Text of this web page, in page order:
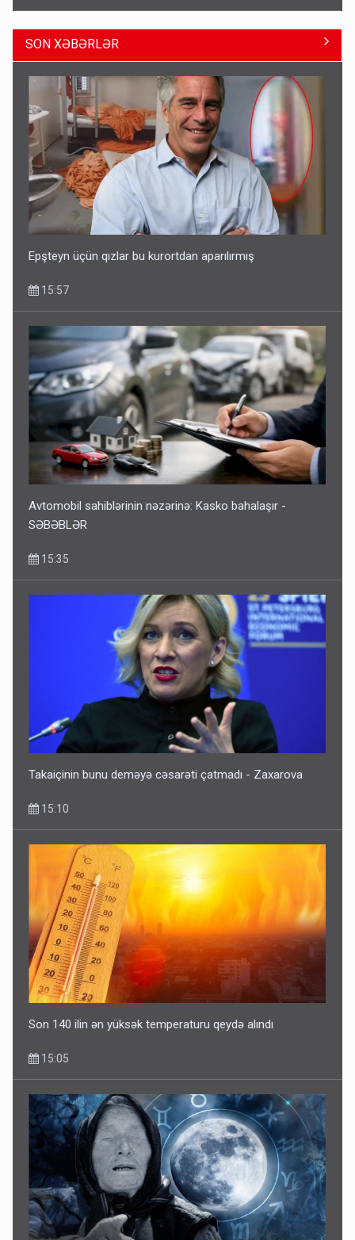
Avtomobil sahiblərinin nəzərinə: Kasko bahalaşır -
SƏBƏBLƏR
Dünyanı idarə edənlər insanlığın başını bu şou ilə qatır
14:22
Fırıldaqçıların yeni silahı: Süni intellekt - Bunları etməzdən
əvvəl diqqətli olun
10:56
SON XƏBƏRLƏR
Epşteyn üçün qızlar bu kurortdan aparılırmış
15:57
Avtomobil sahiblərinin nəzərinə: Kasko bahalaşır -
SƏBƏBLƏR
15:35
Takaiçinin bunu deməyə cəsarəti çatmadı - Zaxarova
15:10
Son 140 ilin ən yüksək temperaturu qeydə alındı
15:05